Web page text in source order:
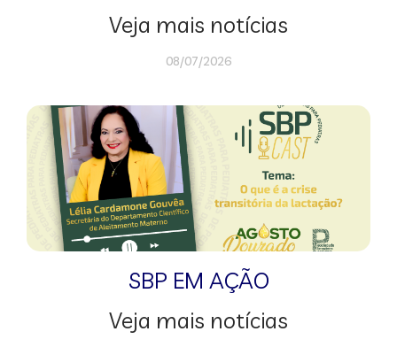
Veja mais notícias
08/07/2026
SBP EM AÇÃO
Veja mais notícias